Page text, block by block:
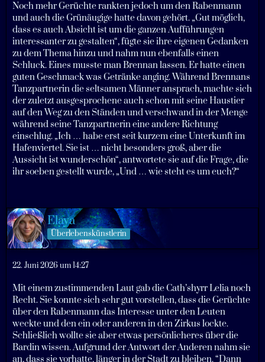
Noch mehr Gerüchte rankten jedoch um den Rabenmann
und auch die Grünäugige hatte davon gehört. „Gut möglich,
dass es auch Absicht ist um die ganzen Aufführungen
interessanter zu gestalten“, fügte sie ihre eigenen Gedanken
zu dem Thema hinzu und nahm nun ebenfalls einen
Schluck. Eines musste man Brennan lassen. Er hatte einen
guten Geschmack was Getränke anging. Während Brennans
Tanzpartnerin die seltsamen Männer ansprach, machte sich
der zuletzt ausgesprochene auch schon mit seine Haustier
auf den Weg zu den Ständen und verschwand in der Menge
während seine Tanzpartnerin eine andere Richtung
einschlug. „Ich … habe erst seit kurzem eine Unterkunft im
Hafenviertel. Sie ist … nicht besonders groß, aber die
Aussicht ist wunderschön“, antwortete sie auf die Frage, die
ihr soeben gestellt wurde, „Und … wie steht es um euch?“
Elaya
Überlebenskünstlerin
22. Juni 2026 um 14:27
Mit einem zustimmenden Laut gab die Cath’shyrr Lelia noch
Recht. Sie konnte sich sehr gut vorstellen, dass die Gerüchte
über den Rabenmann das Interesse unter den Leuten
weckte und den ein oder anderen in den Zirkus lockte.
Schließlich wollte sie aber etwas persönlicheres über die
Bardin wissen. Aufgrund der Antwort der Anderen nahm sie
an, dass sie vorhatte, länger in der Stadt zu bleiben. “Dann